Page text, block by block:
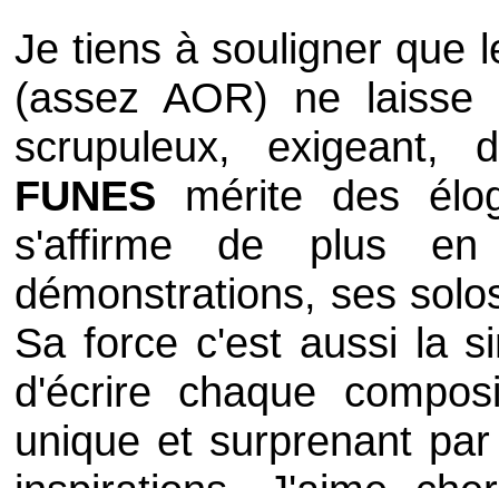
Je tiens à souligner que
(assez AOR) ne
scrupuleux,
FUNES mérite des
s'affirme de plus
démonstrations, ses
Sa force c'est aussi la
d'écrire chaque
unique et surprenant